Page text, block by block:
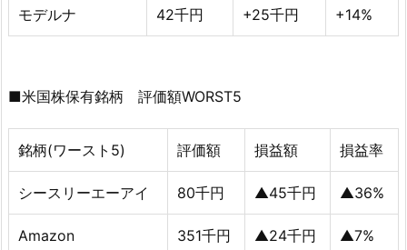
モデルナ 42千円 +25千円 +14%
■米国株保有銘柄 評価額WORST5
銘柄(ワースト5) 評価額 損益額 損益率
シースリーエーアイ 80千円 ▲45千円 ▲36%
Amazon 351千円 ▲24千円 ▲7%